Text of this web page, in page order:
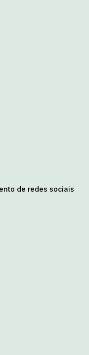
de redes sociais